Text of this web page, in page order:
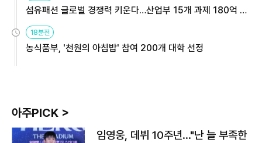
섬유패션 글로벌 경쟁력 키운다…산업부 15개 과제 180억 지
원
18분전
농식품부, '천원의 아침밥' 참여 200개 대학 선정
아주PICK >
임영웅, 데뷔 10주년…"난 늘 부족한